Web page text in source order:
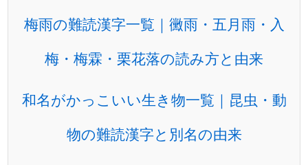
梅雨の難読漢字一覧｜黴雨・五月雨・入
梅・梅霖・栗花落の読み方と由来
和名がかっこいい生き物一覧｜昆虫・動
物の難読漢字と別名の由来